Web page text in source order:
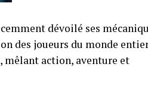
dévoilé ses
des joueurs du monde
action, aventure et